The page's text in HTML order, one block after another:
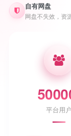
自有网盘
网盘不失效，资
平台用户